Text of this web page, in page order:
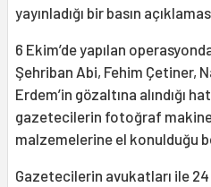
yayınladığı bir basın
6 Ekim’de yapılan
Şehriban Abi, Fehim Çetiner,
Erdem’in gözaltına alındığı
gazetecilerin fotoğraf
malzemelerine el konulduğu
Gazetecilerin avukatları ile